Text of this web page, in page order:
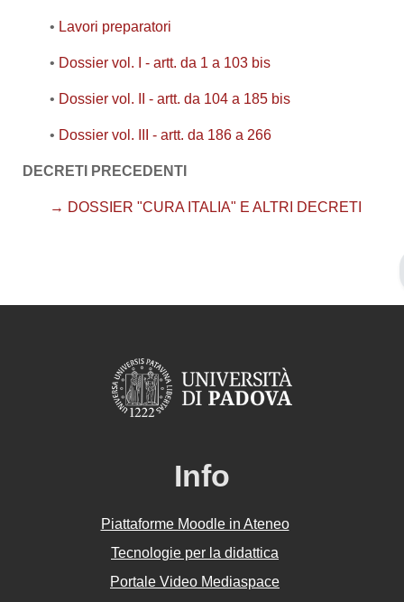
• Lavori preparatori
• Dossier vol. I - artt. da 1 a 103 bis
• Dossier vol. II - artt. da 104 a 185 bis
• Dossier vol. III - artt. da 186 a 266
DECRETI PRECEDENTI
→ DOSSIER "CURA ITALIA" E ALTRI DECRETI
Info
Piattaforme Moodle in Ateneo
Tecnologie per la didattica
Portale Video Mediaspace